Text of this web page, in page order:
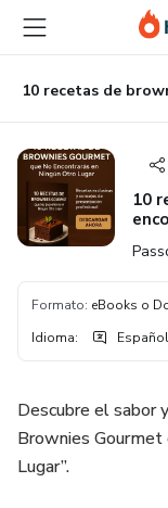
principal
página
de
página
10
Formato: eBooks o
Idioma: Español
Descubre el sabor
Brownies Gourmet
Lugar”.